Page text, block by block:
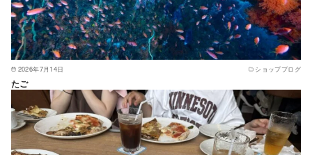
2026年7月14日 ショップブログ
たご